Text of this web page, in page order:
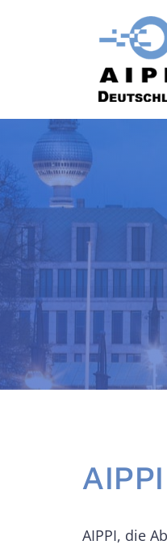
AIPPI, die